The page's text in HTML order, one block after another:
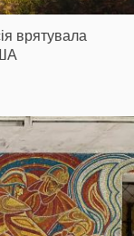
врятувала